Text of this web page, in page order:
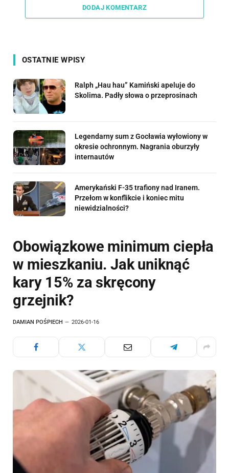
DODAJ KOMENTARZ
OSTATNIE WPISY
Ralph „Hau hau” Kamiński apeluje do
Skolima. Padły słowa o przeprosinach
Legendarny sum z Gocławia wyłowiony w
okresie ochronnym. Nagrania oburzyły
internautów
Amerykański F-35 trafiony nad Iranem.
Przełom w konflikcie i koniec mitu
niewidzialności?
Obowiązkowe minimum ciepła
w mieszkaniu. Jak uniknąć
kary 15% za skręcony
grzejnik?
DAMIAN POŚPIECH 2026-01-16